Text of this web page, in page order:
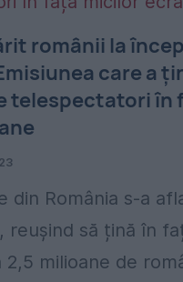
românii la
care a
telespectatori în
din România s-a
reușind să țină în
2,5 milioane de